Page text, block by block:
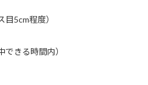
5cm程度）
きる時間内）